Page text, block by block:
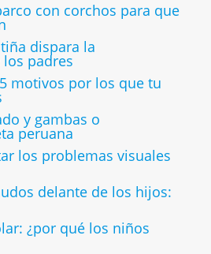
con corchos para que
dispara la
padres
motivos por los que tu
y gambas o
peruana
los problemas visuales
delante de los hijos:
¿por qué los niños